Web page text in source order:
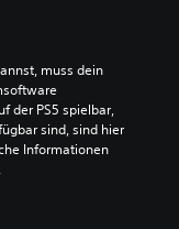
muss dein
der PS5 spielbar,
sind, sind hier
Informationen